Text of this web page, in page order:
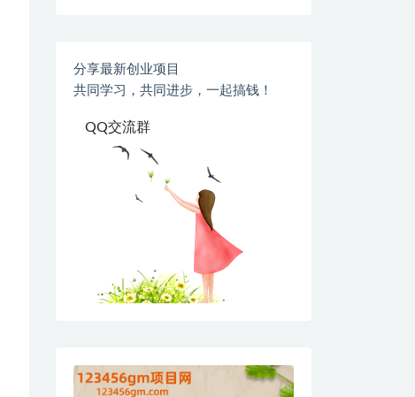
分享最新创业项目
共同学习，共同进步，一起搞钱！
QQ交流群